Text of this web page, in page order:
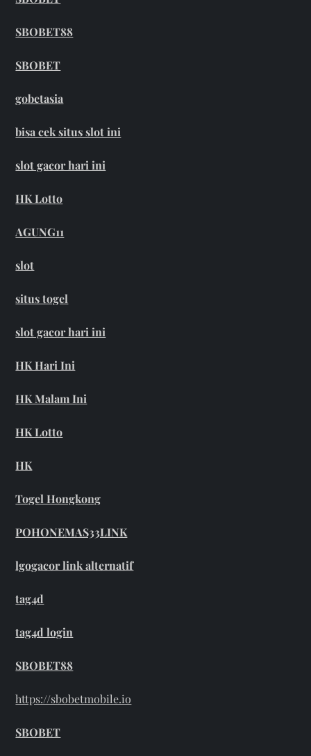
SBOBET88
SBOBET
gobetasia
bisa cek situs slot ini
slot gacor hari ini
HK Lotto
AGUNG11
slot
situs togel
slot gacor hari ini
HK Hari Ini
HK Malam Ini
HK Lotto
HK
Togel Hongkong
POHONEMAS33LINK
lgogacor link alternatif
tag4d
tag4d login
SBOBET88
https://sbobetmobile.io
SBOBET